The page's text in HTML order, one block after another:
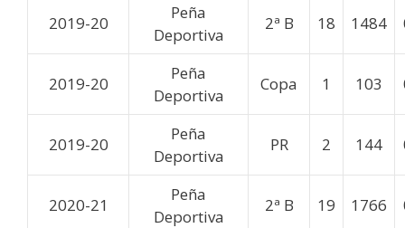
2019-20
Peña
Deportiva
2ª B 18 1484
2019-20
Peña
Deportiva
Copa 1 103
2019-20
Peña
Deportiva
PR 2 144
2020-21
Peña
Deportiva
2ª B 19 1766